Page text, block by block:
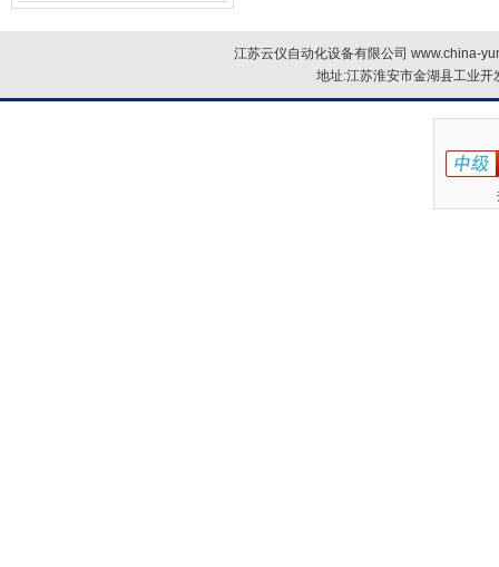
江苏云仪自动化设备有限公司 www.china-
地址:江苏淮安市金湖县工业